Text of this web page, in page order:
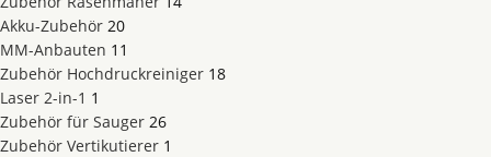
Akku-Zubehör 20
MM-Anbauten 11
Zubehör Hochdruckreiniger 18
Laser 2-in-1 1
Zubehör für Sauger 26
Zubehör Vertikutierer 1